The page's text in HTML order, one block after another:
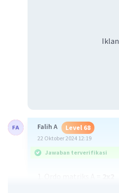
Iklan
Falih A Level 68
22 Oktober 2024 12:19
Jawaban terverifikasi